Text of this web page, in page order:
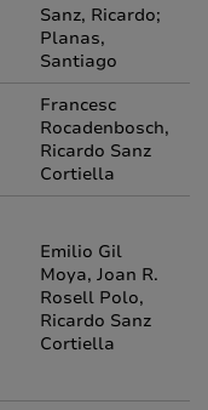
Sanz, Ricardo;
Planas,
Santiago
Francesc
Rocadenbosch,
Ricardo Sanz
Cortiella
Emilio Gil
Moya, Joan R.
Rosell Polo,
Ricardo Sanz
Cortiella